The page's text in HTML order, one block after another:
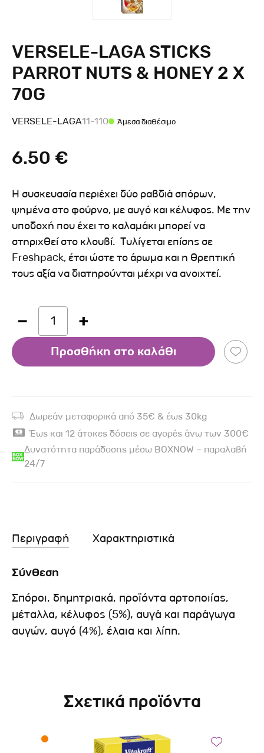
VERSELE-LAGA STICKS
PARROT NUTS & HONEY 2 X
70G
VERSELE-LAGA11-110 Άμεσα διαθέσιμο
6.50 €
Η συσκευασία περιέχει δύο ραβδιά σπόρων,
ψημένα στο φούρνο, με αυγό και κέλυφος. Με την
υποδοχή που έχει το καλαμάκι μπορεί να
στηριχθεί στο κλουβί. Τυλίγεται επίσης σε
Freshpack, έτσι ώστε το άρωμα και η θρεπτική
τους αξία να διατηρούνται μέχρι να ανοιχτεί.
1
Προσθήκη στο καλάθι
Δωρεάν μεταφορικά από 35€ & έως 30kg
Έως και 12 άτοκες δόσεις σε αγορές άνω των 300€
Δυνατότητα παράδοσης μέσω BOXNOW – παραλαβή
24/7
Περιγραφή Χαρακτηριστικά
Σύνθεση
Σπόροι, δημητριακά, προϊόντα αρτοποιίας,
μέταλλα, κέλυφος (5%), αυγά και παράγωγα
αυγών, αυγό (4%), έλαια και λίπη.
Σχετικά προϊόντα